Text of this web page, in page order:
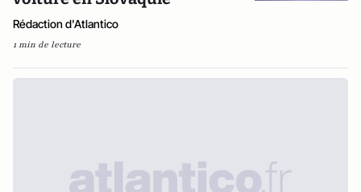
Rédaction d'Atlantico
1 min de lecture